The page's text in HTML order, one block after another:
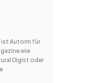
ist Autorin für
wie
Digist oder